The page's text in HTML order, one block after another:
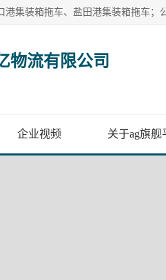
物流有限公司
企业视频 关于ag旗舰